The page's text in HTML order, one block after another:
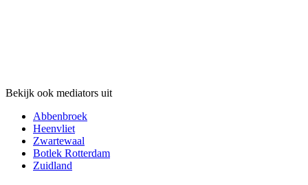
Bekijk ook mediators uit
Abbenbroek
Heenvliet
Zwartewaal
Botlek Rotterdam
Zuidland